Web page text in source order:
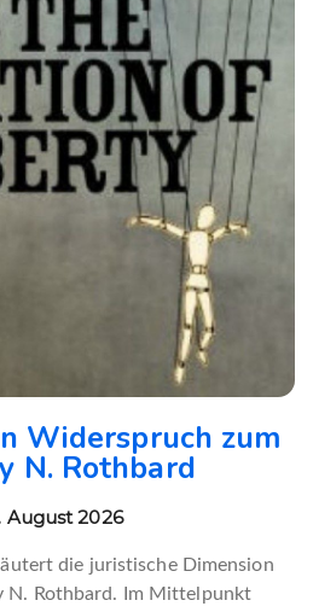
Widerspruch zum
N. Rothbard
August 2026
die juristische Dimension
N. Rothbard. Im Mittelpunkt